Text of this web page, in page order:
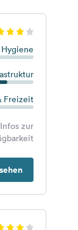
Freizeit
zur